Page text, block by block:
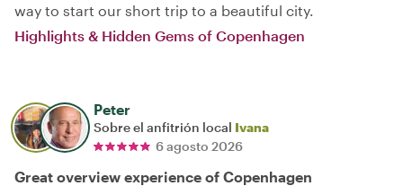
way to start our short trip to a beautiful city.
Highlights & Hidden Gems of Copenhagen
Peter
Sobre el anfitrión local Ivana
6 agosto 2026
Great overview experience of Copenhagen